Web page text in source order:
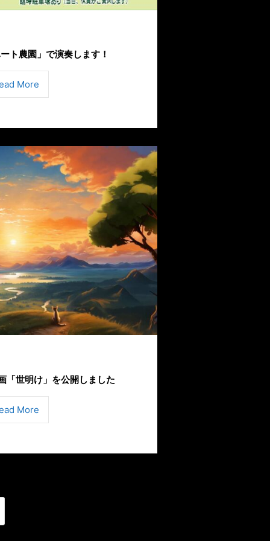
ト農園」で演奏します！
More
「世明け」を公開しました
More